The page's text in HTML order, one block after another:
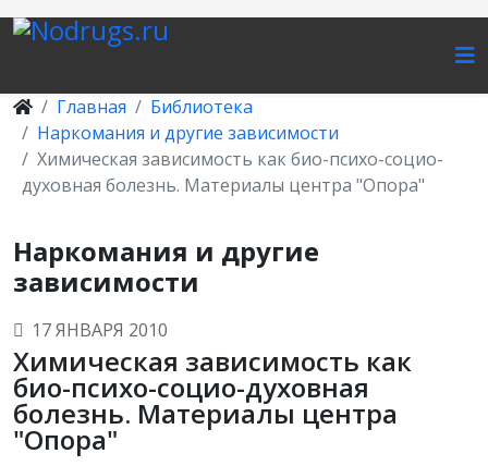
Главная
Библиотека
Наркомания и другие зависимости
Химическая зависимость как био-психо-социо-
духовная болезнь. Материалы центра "Опора"
Наркомания и другие
зависимости
17 ЯНВАРЯ 2010
Химическая зависимость как
био-психо-социо-духовная
болезнь. Материалы центра
"Опора"